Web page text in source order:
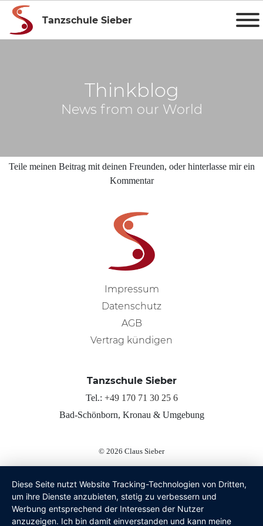
Tanzschule Sieber
Thinkblog
News from our World
Teile meinen Beitrag mit deinen Freunden, oder hinterlasse mir ein
Kommentar
Impressum
Datenschutz
AGB
Vertrag kündigen
Tanzschule Sieber
Tel.: +49 170 71 30 25 6
Bad-Schönborn, Kronau & Umgebung
© 2026 Claus Sieber
Diese Seite nutzt Website Tracking-Technologien von Dritten,
um ihre Dienste anzubieten, stetig zu verbessern und
Werbung entsprechend der Interessen der Nutzer
anzuzeigen. Ich bin damit einverstanden und kann meine